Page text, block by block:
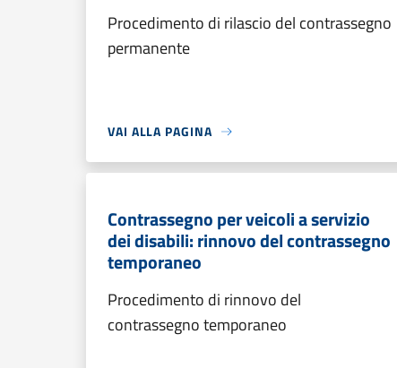
Procedimento di rilascio del contrassegno
permanente
VAI ALLA PAGINA
Contrassegno per veicoli a servizio
dei disabili: rinnovo del contrassegno
temporaneo
Procedimento di rinnovo del
contrassegno temporaneo